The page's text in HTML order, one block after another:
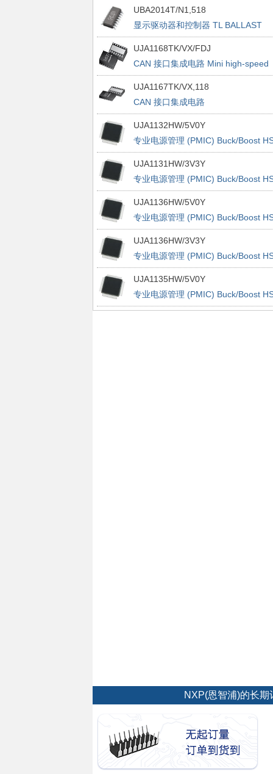
UBA2014T/N1,518
显示驱动器和控制器 TL BALLAST
UJA1168TK/VX/FDJ
CAN 接口集成电路 Mini high-speed
CAN system basis chip
UJA1167TK/VX,118
CAN 接口集成电路
UJA1167TK/HVSON14//VX/REEL 13
UJA1132HW/5V0Y
专业电源管理 (PMIC) Buck/Boost
CAN Dual LIN System
UJA1131HW/3V3Y
专业电源管理 (PMIC) Buck/Boost
CAN Dual LIN System
UJA1136HW/5V0Y
专业电源管理 (PMIC) Buck/Boost
CAN Dual LIN System
UJA1136HW/3V3Y
专业电源管理 (PMIC) Buck/Boost
CAN Dual LIN System
UJA1135HW/5V0Y
专业电源管理 (PMIC) Buck/Boost
CAN Dual LIN System
NXP(恩智浦)的长